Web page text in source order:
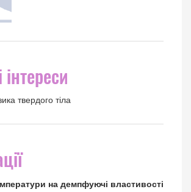
твердого тіла
на демпфуючі властивості